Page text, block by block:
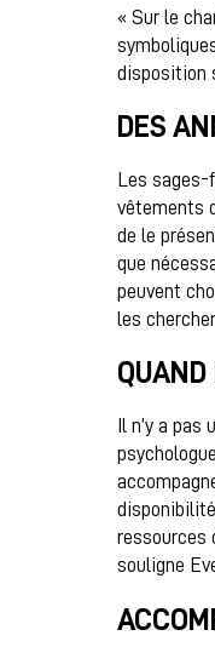
« Sur le
disposition
DES
Les
vêtements
de le
que
peuvent
les
Il n’y a
ressources
souligne